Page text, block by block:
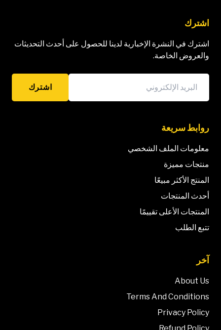
اشترك
اشترك في النشرة الإخبارية لدينا للحصول على أحدث التحديثات
والعروض الخاصة.
اشترك
روابط سريعة
معلومات الملف الشخصي
منتجات مميزة
المنتج الأكثر مبيعًا
أحدث المنتجات
المنتجات الأعلى تقييمًا
تتبع الطلب
آخر
About Us
Terms And Conditions
Privacy Policy